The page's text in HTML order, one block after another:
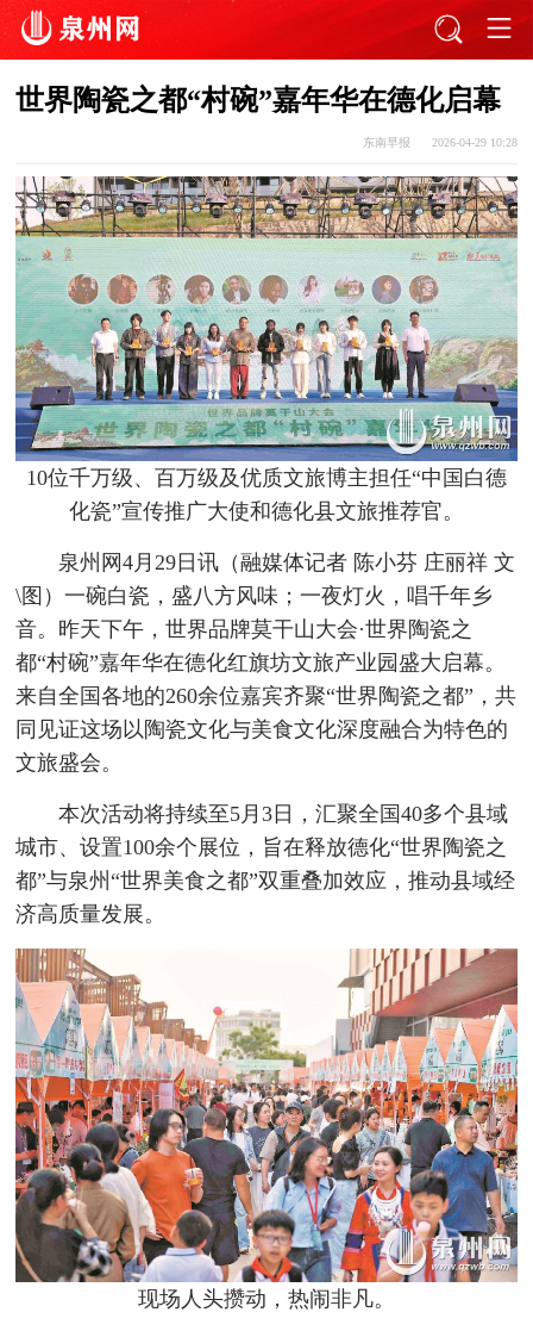
世界陶瓷之都“村碗”嘉年华在德化启幕
东南早报 2026-04-29 10:28
10位千万级、百万级及优质文旅博主担任“中国白德
化瓷”宣传推广大使和德化县文旅推荐官。
泉州网4月29日讯（融媒体记者 陈小芬 庄丽祥 文
\图）一碗白瓷，盛八方风味；一夜灯火，唱千年乡
音。昨天下午，世界品牌莫干山大会·世界陶瓷之
都“村碗”嘉年华在德化红旗坊文旅产业园盛大启幕。
来自全国各地的260余位嘉宾齐聚“世界陶瓷之都”，共
同见证这场以陶瓷文化与美食文化深度融合为特色的
文旅盛会。
本次活动将持续至5月3日，汇聚全国40多个县域
城市、设置100余个展位，旨在释放德化“世界陶瓷之
都”与泉州“世界美食之都”双重叠加效应，推动县域经
济高质量发展。
现场人头攒动，热闹非凡。